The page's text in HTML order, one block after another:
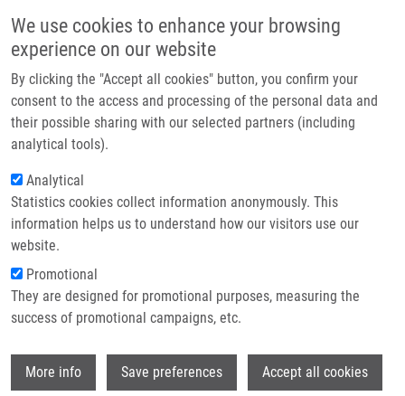
We use cookies to enhance your browsing
experience on our website
By clicking the "Accept all cookies" button, you confirm your
consent to the access and processing of the personal data and
their possible sharing with our selected partners (including
analytical tools).
Analytical
Statistics cookies collect information anonymously. This
information helps us to understand how our visitors use our
website.
Promotional
They are designed for promotional purposes, measuring the
success of promotional campaigns, etc.
More info Save preferences Accept all cookies
Main
Domů
Partner institutions
Technologie a služby
Kontakt
Drobečková navigace
Domů Svobodová Vendula
Svobodová Vendula